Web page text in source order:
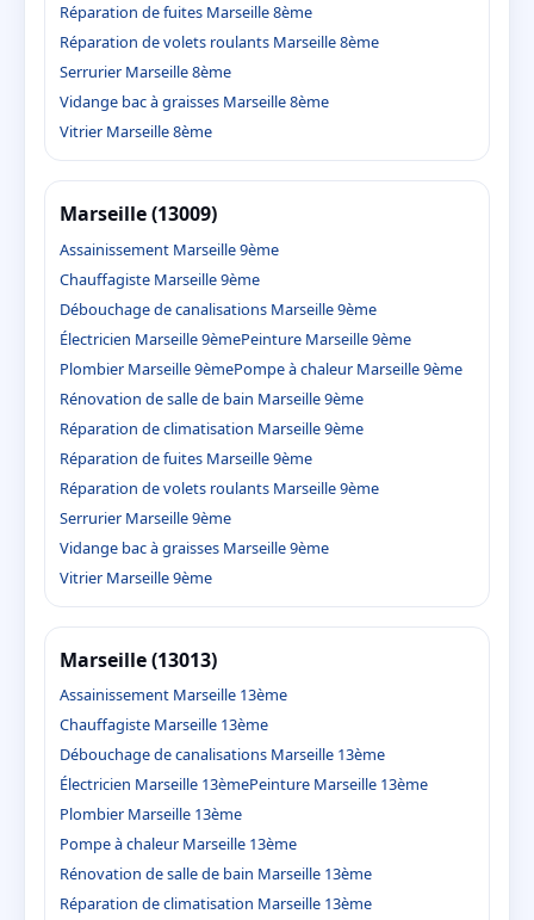
Réparation de fuites Marseille 8ème
Réparation de volets roulants Marseille 8ème
Serrurier Marseille 8ème
Vidange bac à graisses Marseille 8ème
Vitrier Marseille 8ème
Marseille (13009)
Assainissement Marseille 9ème
Chauffagiste Marseille 9ème
Débouchage de canalisations Marseille 9ème
Électricien Marseille 9èmePeinture Marseille 9ème
Plombier Marseille 9èmePompe à chaleur Marseille 9ème
Rénovation de salle de bain Marseille 9ème
Réparation de climatisation Marseille 9ème
Réparation de fuites Marseille 9ème
Réparation de volets roulants Marseille 9ème
Serrurier Marseille 9ème
Vidange bac à graisses Marseille 9ème
Vitrier Marseille 9ème
Marseille (13013)
Assainissement Marseille 13ème
Chauffagiste Marseille 13ème
Débouchage de canalisations Marseille 13ème
Électricien Marseille 13èmePeinture Marseille 13ème
Plombier Marseille 13ème
Pompe à chaleur Marseille 13ème
Rénovation de salle de bain Marseille 13ème
Réparation de climatisation Marseille 13ème